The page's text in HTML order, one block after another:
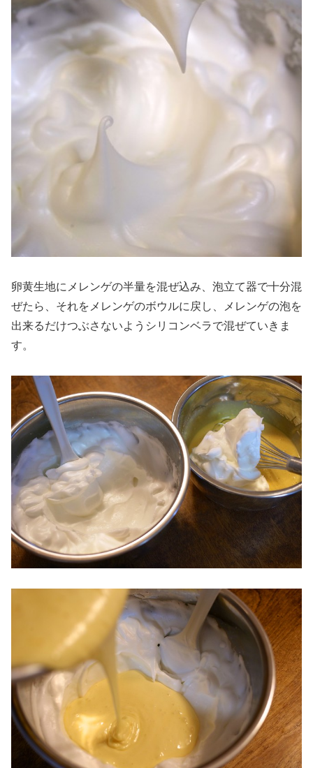
卵黄生地にメレンゲの半量を混ぜ込み、泡立て器で十分混
ぜたら、それをメレンゲのボウルに戻し、メレンゲの泡を
出来るだけつぶさないようシリコンベラで混ぜていきま
す。